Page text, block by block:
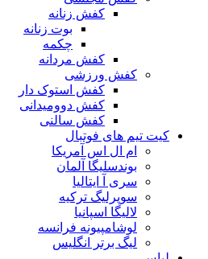
کفش زنانه
بوت زنانه
چکمه
کفش مردانه
کفش ورزشی
کفش استوک دار
کفش دوومیدانی
کفش سالنی
کیت تیم های فوتبال
ام ال اس آمریکا
بوندسلیگا آلمان
سری آ ایتالیا
سوپرلیگ ترکیه
لالیگا اسپانیا
لوشامپیونه فرانسه
لیگ برتر انگلیس